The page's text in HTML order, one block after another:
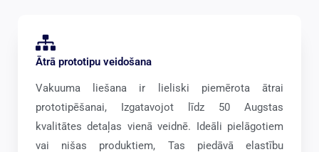
Ātrā prototipu veidošana
Vakuuma liešana ir lieliski piemērota ātrai
prototipēšanai, Izgatavojot līdz 50 Augstas
kvalitātes detaļas vienā veidnē. Ideāli pielāgotiem
vai nišas produktiem, Tas piedāvā elastību